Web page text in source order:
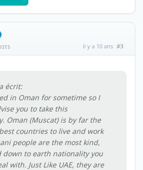
il y a 10 ans #3
écrit:
in Oman for sometime so I
you to take this
Oman (Muscat) is by far the
countries to live and work
people are the most kind,
down to earth nationality you
with. Just Like UAE, they are